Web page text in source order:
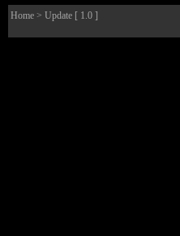
Home > Update [ 1.0 ]